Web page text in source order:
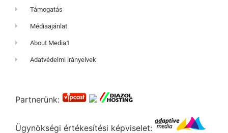
Támogatás
Médiaajánlat
About Media1
Adatvédelmi irányelvek
Partnerünk:
Ügynökségi értékesítési képviselet: